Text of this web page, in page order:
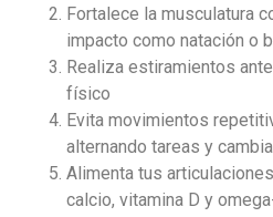
Fortalece la musculatura
impacto como natación o
Realiza estiramientos
físico
Evita movimientos
alternando tareas y
Alimenta tus
calcio, vitamina D y